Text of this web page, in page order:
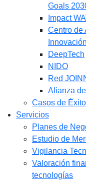
Goals
Impact
Centro de
DeepTech
NIDO
Red
Alianza
Casos de Éxito
Servicios
Planes de
Estudio de
Vigilancia
Valoración
tecnologías